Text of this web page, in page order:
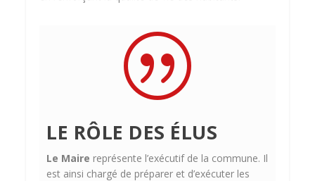
|
LE RÔLE DES ÉLUS
Le Maire représente l’exécutif de la commune. Il
est ainsi chargé de préparer et d’exécuter les